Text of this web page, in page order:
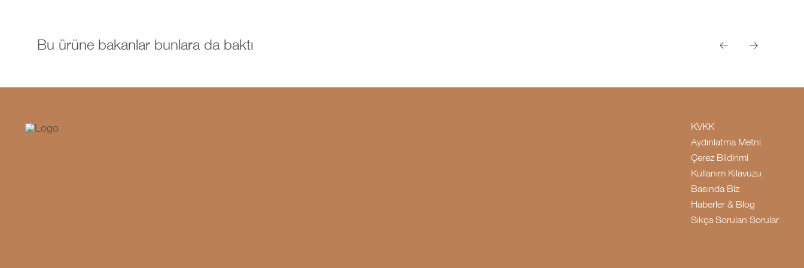
Bu ürüne bakanlar bunlara da baktı
KVKK
Aydınlatma Metni
Çerez Bildirimi
Kullanım Kılavuzu
Basında Biz
Haberler & Blog
Sıkça Sorulan Sorular